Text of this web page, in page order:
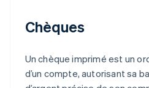
Chèques
Un chèque imprimé est un
d’un compte, autorisant sa